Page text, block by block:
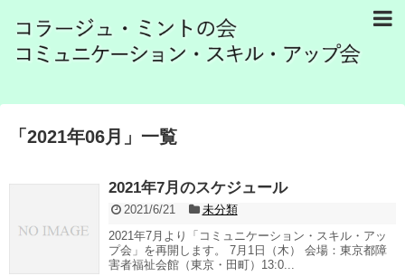
「 2021年06月 」 一覧
2021年7月のスケジュール
2021/6/21
未分類
2021年7月より「コミュニケーション・スキル・アッ
プ会」を再開します。 7月1日（木） 会場：東京都障
害者福祉会館（東京・田町）13:0...